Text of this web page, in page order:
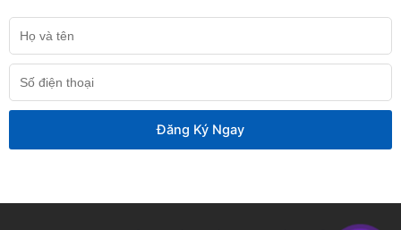
và
tên
điện
thoại
Đăng Ký Ngay